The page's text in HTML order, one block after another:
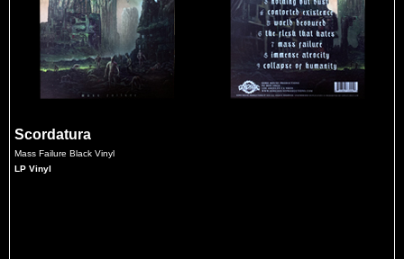
Scordatura
Mass Failure Black Vinyl
LP Vinyl